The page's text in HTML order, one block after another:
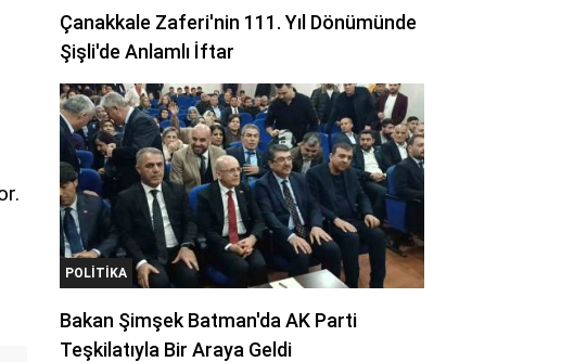
Çanakkale Zaferi'nin 111. Yıl Dönümünde
Şişli'de Anlamlı İftar
POLITIKA
Bakan Şimşek Batman'da AK Parti
Teşkilatıyla Bir Araya Geldi